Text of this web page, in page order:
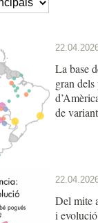
La base
gran
de
Del mite
i evolució